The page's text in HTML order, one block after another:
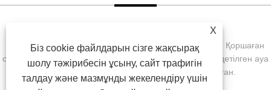
Copyright © 2022 Symor Instrument Equipment Co., Ltd. Қоршаған
ортаны сынау камерасы, электронды құрғақ шкаф, тездетілген ауа
райы сынақ камерасы Барлық құқықтар қорғалған.
X
Біз cookie файлдарын сізге жақсырақ
шолу тәжірибесін ұсыну, сайт трафигін
талдау және мазмұнды жекелендіру үшін